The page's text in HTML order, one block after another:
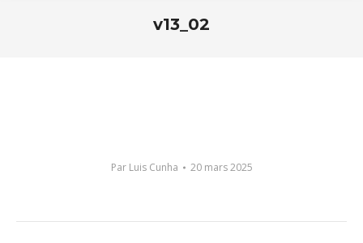
v13_02
Par Luis Cunha 20 mars 2025